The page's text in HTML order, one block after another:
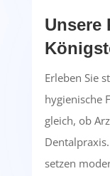
Unsere
Erleben Sie
hygienische
gleich, ob
setzen